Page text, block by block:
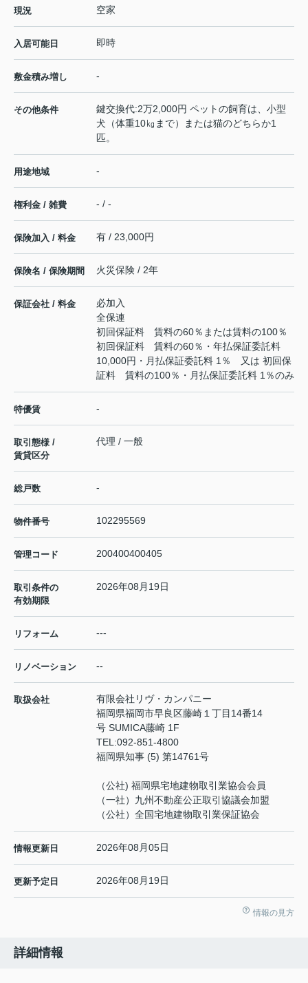
現況 空家
入居可能日 即時
敷金積み増し -
その他条件
鍵交換代:2万2,000円 ペットの飼育は、小型
犬（体重10㎏まで）または猫のどちらか1
匹。
用途地域 -
権利金 / 雑費 - / -
保険加入 / 料金 有 / 23,000円
保険名 / 保険期間 火災保険 / 2年
保証会社 / 料金
必加入
全保連
初回保証料 賃料の60％または賃料の100％
初回保証料 賃料の60％・年払保証委託料
10,000円・月払保証委託料 1％ 又は 初回保
証料 賃料の100％・月払保証委託料 1％のみ
特優賃 -
取引態様 /
賃貸区分
代理 / 一般
総戸数 -
物件番号 102295569
管理コード 200400400405
取引条件の
有効期限
2026年08月19日
リフォーム ---
リノベーション --
取扱会社
有限会社リヴ・カンパニー
福岡県福岡市早良区藤崎１丁目14番14
号 SUMICA藤崎 1F
TEL:092-851-4800
福岡県知事 (5) 第14761号
（公社) 福岡県宅地建物取引業協会会員
（一社）九州不動産公正取引協議会加盟
（公社）全国宅地建物取引業保証協会
情報更新日 2026年08月05日
更新予定日 2026年08月19日
情報の見方
詳細情報